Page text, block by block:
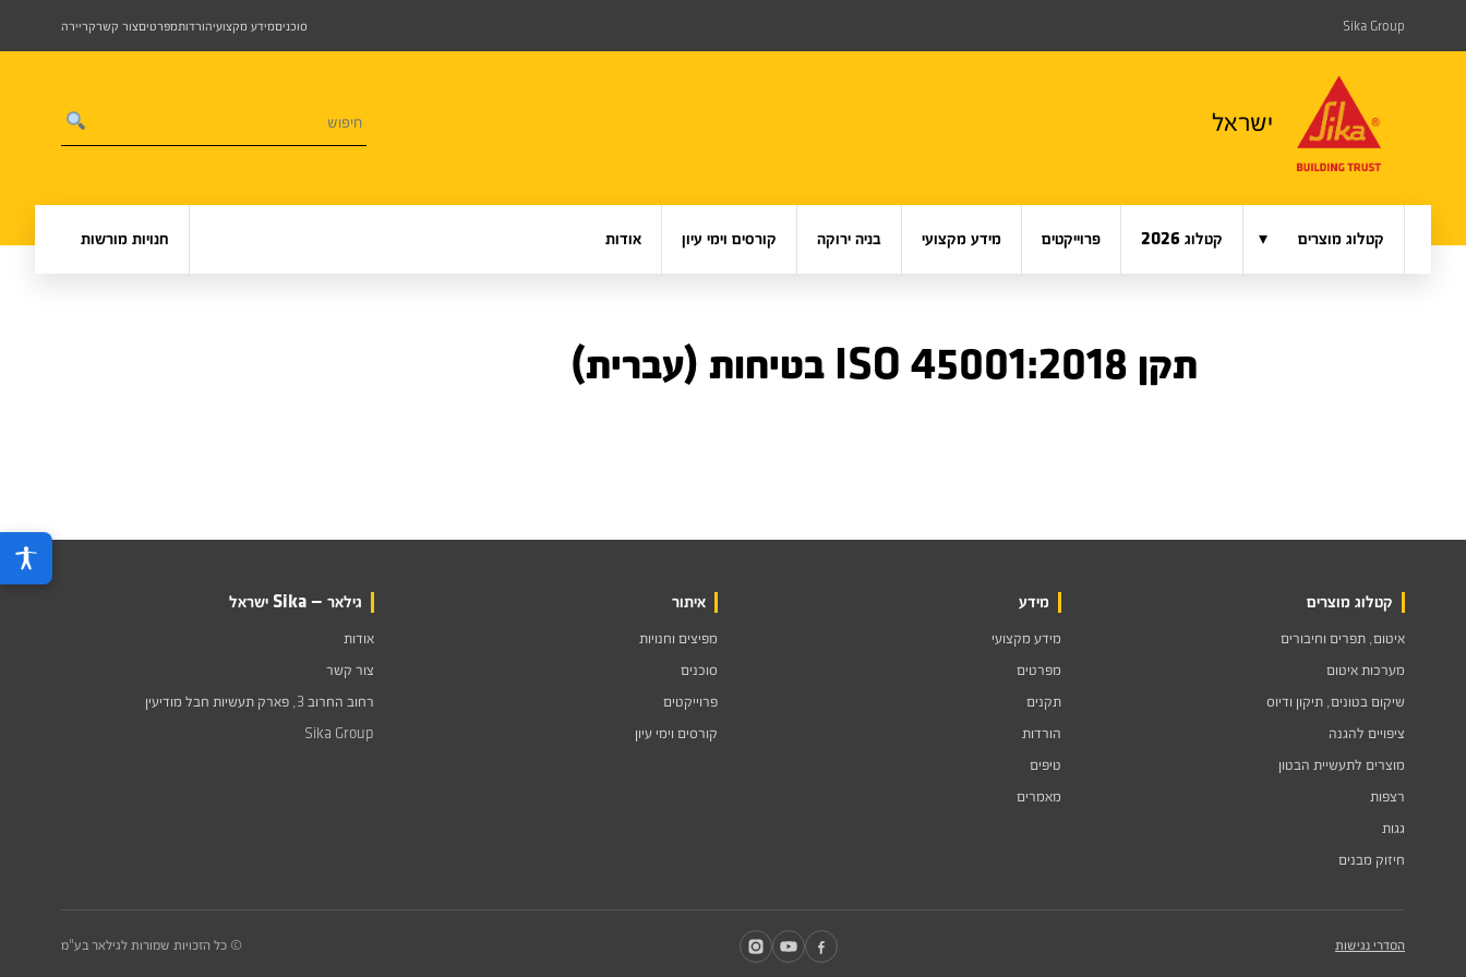
Sika Group סוכניםמידע מקצועיהורדותמפרטיםצור קשרקריירה
ישראל
קטלוג מוצרים ▾ קטלוג 2026 פרוייקטים מידע מקצועי בניה ירוקה קורסים וימי עיון אודות חנויות מורשות
תקן ISO 45001:2018 בטיחות (עברית)
קטלוג מוצרים
איטום, תפרים וחיבורים
מערכות איטום
שיקום בטונים, תיקון ודיוס
ציפויים להגנה
מוצרים לתעשיית הבטון
רצפות
גגות
חיזוק מבנים
מידע
מידע מקצועי
מפרטים
תקנים
הורדות
טיפים
מאמרים
איתור
מפיצים וחנויות
סוכנים
פרוייקטים
קורסים וימי עיון
גילאר — Sika ישראל
אודות
צור קשר
רחוב החרוב 3, פארק תעשיות חבל מודיעין
Sika Group
הסדרי נגישות © כל הזכויות שמורות לגילאר בע"מ